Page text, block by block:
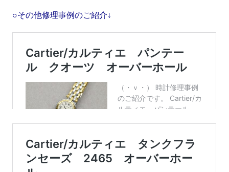
○その他修理事例のご紹介↓